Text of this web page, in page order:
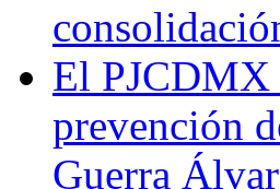
El PJCDMX
prevención
Guerra